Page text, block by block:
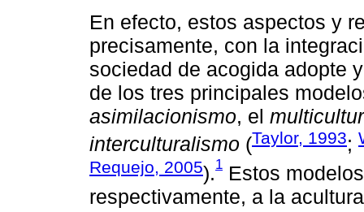
En efecto, estos aspectos y
precisamente, con la
sociedad de acogida adopte
de los tres principales
asimilacionismo, el
interculturalismo (Taylor, 1993;
Requejo, 2005).1 Estos
respectivamente, a la